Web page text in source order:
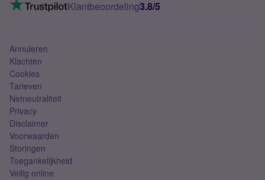
Mobiel abonnement
Klantbeoordeling3.8/5
Annuleren
Klachten
Cookies
Tarieven
Netneutraliteit
Privacy
Disclaimer
Voorwaarden
Storingen
Toegankelijkheid
Veilig online